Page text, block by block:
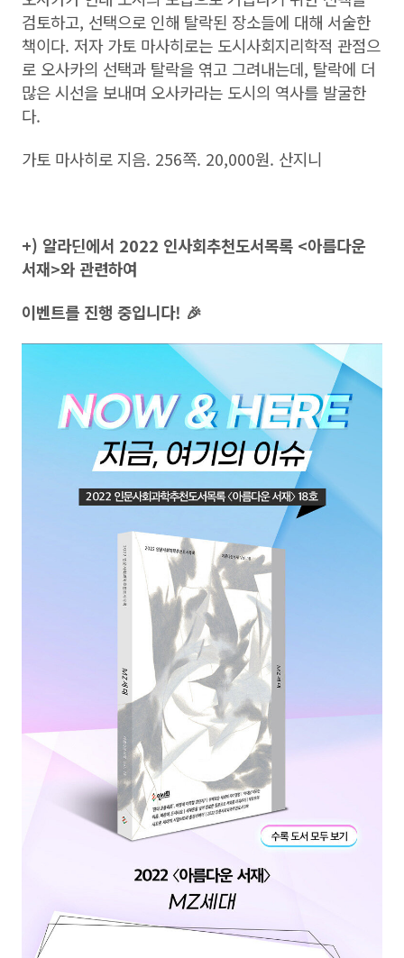
검토하고, 선택으로 인해 탈락된 장소들에 대해 서술한
책이다. 저자 가토 마사히로는 도시사회지리학적 관점으
로 오사카의 선택과 탈락을 엮고 그려내는데, 탈락에 더
많은 시선을 보내며 오사카라는 도시의 역사를 발굴한
다.
가토 마사히로 지음. 256쪽. 20,000원. 산지니
+) 알라딘에서 2022 인사회추천도서목록 <아름다운
서재>와 관련하여
이벤트를 진행 중입니다! 🎉